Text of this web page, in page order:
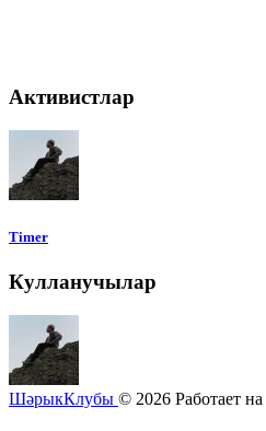
Активистлар
Timer
Кулланучылар
ШәрыкКлубы © 2026 Работает на